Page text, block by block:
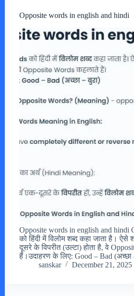
Opposite words in english and hindi
Opposite words in english and hindi
को हिंदी में विलोम शब्द कहा जाता है। ऐसे
दूसरे के विपरीत (उल्टा) होता है, वे
हैं।उदाहरण के लिए: Good – Bad
sanskar
December 21, 2025